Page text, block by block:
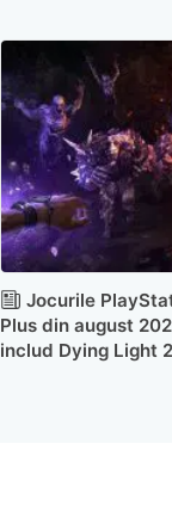
Jocurile
Plus din august
includ Dying Light